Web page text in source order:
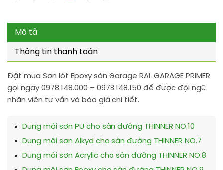
Mô tả
Thông tin thanh toán
Đặt mua Sơn lót Epoxy sàn Garage RAL GARAGE PRIMER
gọi ngay 0978.148.000 – 0978.148.150 để được đội ngũ
nhân viên tư vấn và báo giá chi tiết.
Dung môi sơn PU cho sàn đường THINNER NO.10
Dung môi sơn Alkyd cho sàn đường THINNER NO.7
Dung môi sơn Acrylic cho sàn đường THINNER NO.8